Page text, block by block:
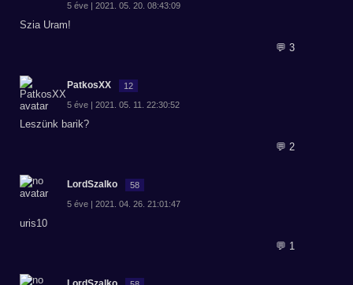
5 éve | 2021. 05. 20. 08:43:09
Szia Uram!
💬 3
PatkosXX 12
5 éve | 2021. 05. 11. 22:30:52
Leszünk barik?
💬 2
LordSzalko 58
5 éve | 2021. 04. 26. 21:01:47
uris10
💬 1